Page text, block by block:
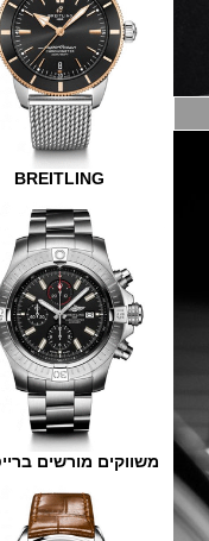
BREITLING
משווקים מורשים ברייטלינג